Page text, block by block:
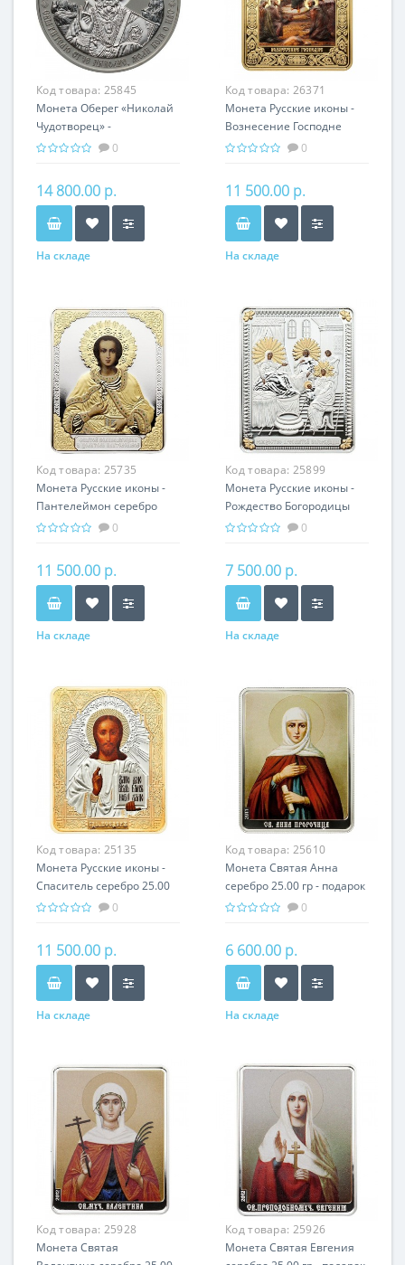
Код товара: 25845
Монета Оберег «Николай
Чудотворец» -
православная святыня
0
14 800.00 р.
На складе
Код товара: 26371
Монета Русские иконы -
Вознесение Господне
серебро 25.00 гр -
0
11 500.00 р.
На складе
Код товара: 25735
Монета Русские иконы -
Пантелеймон серебро
25.00 гр - православный
0
11 500.00 р.
На складе
Код товара: 25899
Монета Русские иконы -
Рождество Богородицы
серебро 25.00 гр -
0
7 500.00 р.
На складе
Код товара: 25135
Монета Русские иконы -
Спаситель серебро 25.00
гр - православные
0
11 500.00 р.
На складе
Код товара: 25610
Монета Святая Анна
серебро 25.00 гр - подарок
икона имени0
6 600.00 р.
На складе
Код товара: 25928
Монета Святая
Код товара: 25926
Монета Святая Евгения